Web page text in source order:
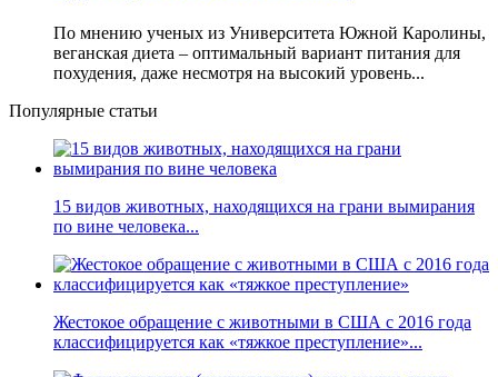
По мнению ученых из Университета Южной Каролины,
веганская диета – оптимальный вариант питания для
похудения, даже несмотря на высокий уровень...
Популярные статьи
15 видов животных, находящихся на грани вымирания
по вине человека...
Жестокое обращение с животными в США с 2016 года
классифицируется как «тяжкое преступление»...